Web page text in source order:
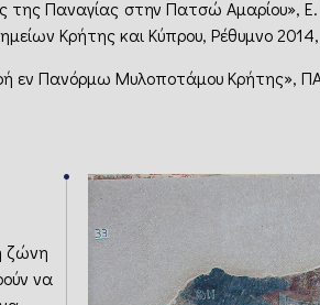
της Παναγίας στην Πατσώ Αμαρίου», Ε.
Κρήτης και Κύπρου, Ρέθυμνο
Πανόρμω Μυλοποτάμου Κρήτης»,
ζώνη
να